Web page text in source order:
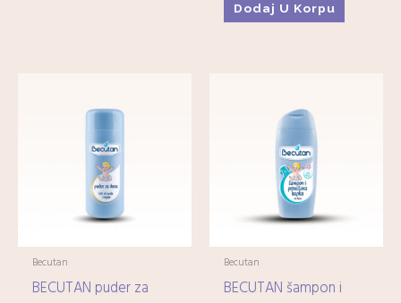
Zdrava hrana i čajevi
Dodaj U Korpu
Becutan
BECUTAN puder za
Becutan
BECUTAN šampon i